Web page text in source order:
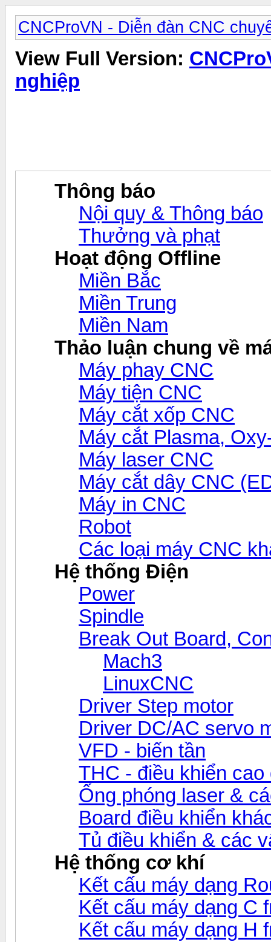
CNCProVN - Diễn đàn CNC
View Full Version:
nghiệp
Thông báo
Nội quy & Thông báo
Thưởng và phạt
Hoạt động Offline
Miền Bắc
Miền Trung
Miền Nam
Thảo luận chung về
Máy phay CNC
Máy tiện CNC
Máy cắt xốp CNC
Máy cắt Plasma,
Máy laser CNC
Máy cắt dây CNC
Máy in CNC
Robot
Các loại máy CNC
Hệ thống Điện
Power
Spindle
Break Out Board,
Mach3
LinuxCNC
Driver Step motor
Driver DC/AC servo
VFD - biến tần
THC - điều khiển
Ống phóng laser &
Board điều khiển
Tủ điều khiển & các
Hệ thống cơ khí
Kết cấu máy dạng
Kết cấu máy dạng C
Kết cấu máy dạng H